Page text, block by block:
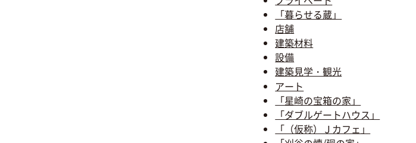
「暮らせる蔵」
店舗
建築材料
設備
建築見学・観光
アート
「星崎の宝箱の家」
「ダブルゲートハウス」
「（仮称）Ｊカフェ」